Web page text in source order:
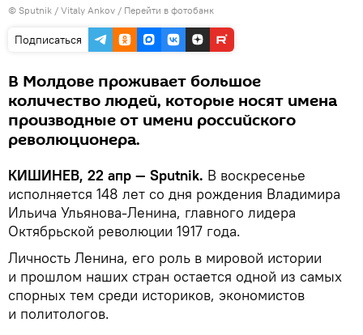
© Sputnik / Vitaly Ankov / Перейти в фотобанк
Подписаться
В Молдове проживает большое
количество людей, которые носят имена
производные от имени российского
революционера.
КИШИНЕВ, 22 апр — Sputnik. В воскресенье
исполняется 148 лет со дня рождения Владимира
Ильича Ульянова-Ленина, главного лидера
Октябрьской революции 1917 года.
Личность Ленина, его роль в мировой истории
и прошлом наших стран остается одной из самых
спорных тем среди историков, экономистов
и политологов.